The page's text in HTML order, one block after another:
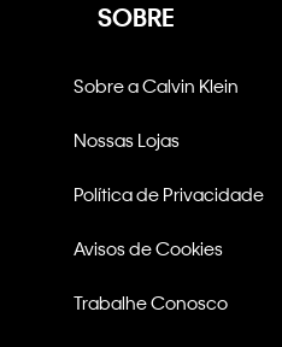
SOBRE
Sobre a Calvin Klein
Nossas Lojas
Política de Privacidade
Avisos de Cookies
Trabalhe Conosco